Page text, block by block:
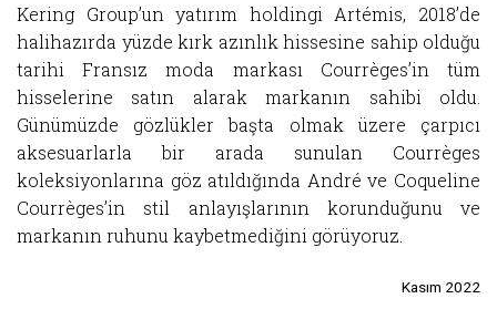
Kering Group’un yatırım holdingi Artémis, 2018’de
halihazırda yüzde kırk azınlık hissesine sahip olduğu
tarihi Fransız moda markası Courrèges’in tüm
hisselerine satın alarak markanın sahibi oldu.
Günümüzde gözlükler başta olmak üzere çarpıcı
aksesuarlarla bir arada sunulan Courrèges
koleksiyonlarına göz atıldığında André ve Coqueline
Courrèges’in stil anlayışlarının korunduğunu ve
markanın ruhunu kaybetmediğini görüyoruz.
Kasım 2022